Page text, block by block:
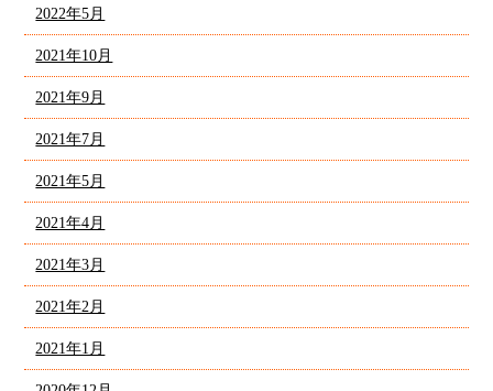
2022年5月
2021年10月
2021年9月
2021年7月
2021年5月
2021年4月
2021年3月
2021年2月
2021年1月